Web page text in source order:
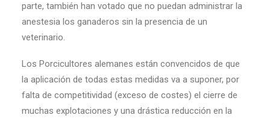
parte, también han votado que no puedan administrar la
anestesia los ganaderos sin la presencia de un
veterinario.
Los Porcicultores alemanes están convencidos de que
la aplicación de todas estas medidas va a suponer, por
falta de competitividad (exceso de costes) el cierre de
muchas explotaciones y una drástica reducción en la